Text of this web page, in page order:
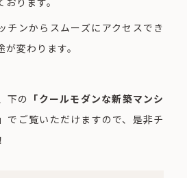
チンからスムーズにアクセスでき
変わります。
下の 「クールモダンな新築マンシ
でご覧いただけますので、是非チ